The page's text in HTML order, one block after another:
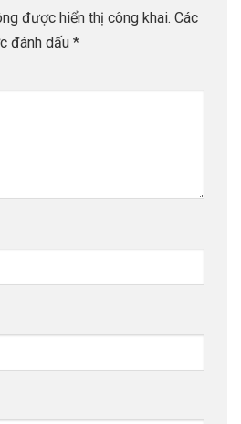
được hiển thị công khai. Các
đánh dấu *